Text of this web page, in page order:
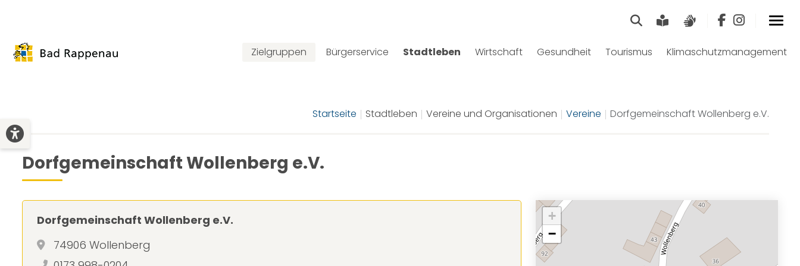
SucheLeichte Sprache
Zielgruppen Bürgerservice Stadtleben Wirtschaft Gesundheit Tourismus Klimaschutzmanagement
Startseite Stadtleben Vereine und Organisationen Vereine Dorfgemeinschaft Wollenberg e.V.
Dorfgemeinschaft Wollenberg e.V.
Dorfgemeinschaft Wollenberg e.V.
74906 Wollenberg
+
−